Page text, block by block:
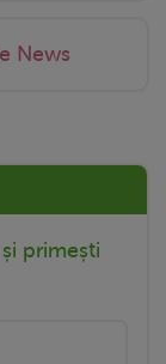
News
primești